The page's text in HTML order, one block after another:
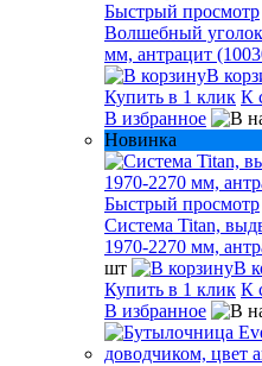
Быстрый просмотр
Волшебный
мм, антрацит
В
Купить в 1 клик К
В избранное
Новинка
Быстрый просмотр
Система Titan,
1970-2270 мм,
шт
В
Купить в 1 клик К
В избранное